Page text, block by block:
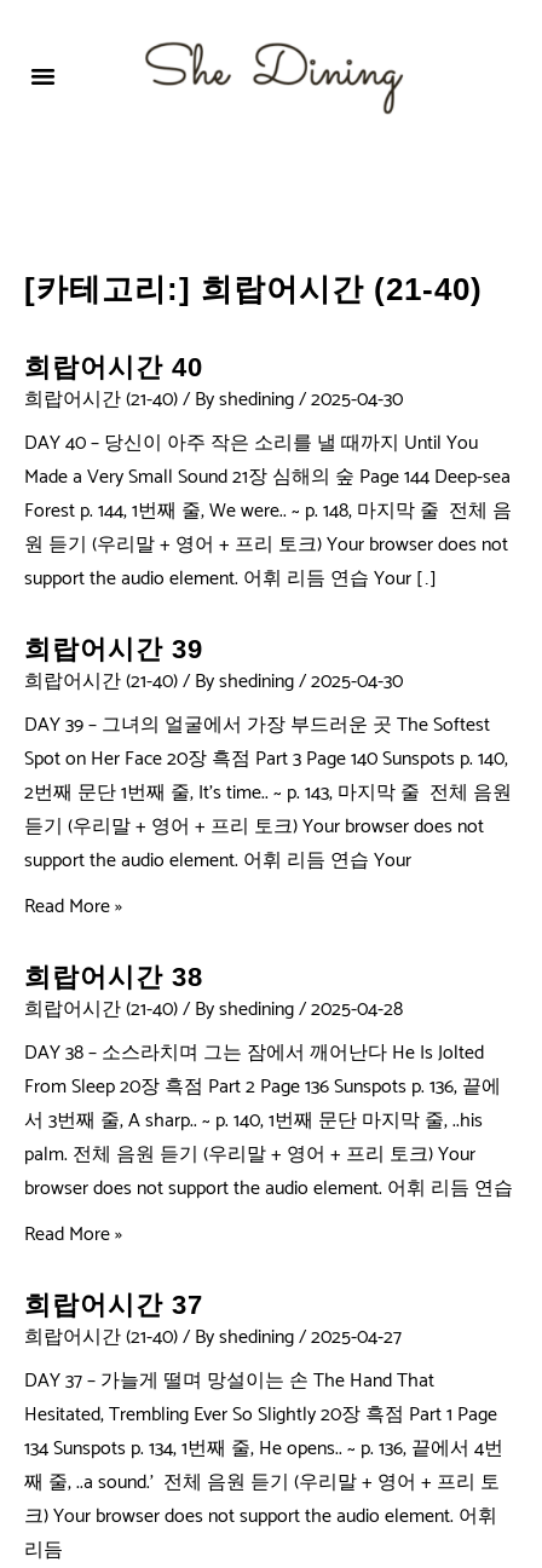
[카테고리:] 희랍어시간 (21-40)
희랍어시간 40
희랍어시간 (21-40)/ Byshedining/2025-04-30
DAY 40 – 당신이 아주 작은 소리를 낼 때까지 Until You
Made a Very Small Sound 21장 심해의 숲 Page 144 Deep-sea
Forest p. 144, 1번째 줄, We were.. ~ p. 148, 마지막 줄 전체 음
원 듣기 (우리말 + 영어 + 프리 토크) Your browser does not
support the audio element. 어휘 리듬 연습 Your […]
희랍어시간 39
희랍어시간 (21-40)/ Byshedining/2025-04-30
DAY 39 – 그녀의 얼굴에서 가장 부드러운 곳 The Softest
Spot on Her Face 20장 흑점 Part 3 Page 140 Sunspots p. 140,
2번째 문단 1번째 줄, It’s time.. ~ p. 143, 마지막 줄 전체 음원
듣기 (우리말 + 영어 + 프리 토크) Your browser does not
support the audio element. 어휘 리듬 연습 Your
Read More »
희랍어시간 38
희랍어시간 (21-40)/ Byshedining/2025-04-28
DAY 38 – 소스라치며 그는 잠에서 깨어난다 He Is Jolted
From Sleep 20장 흑점 Part 2 Page 136 Sunspots p. 136, 끝에
서 3번째 줄, A sharp.. ~ p. 140, 1번째 문단 마지막 줄, ..his
palm. 전체 음원 듣기 (우리말 + 영어 + 프리 토크) Your
browser does not support the audio element. 어휘 리듬 연습
Read More »
희랍어시간 37
희랍어시간 (21-40)/ Byshedining/2025-04-27
DAY 37 – 가늘게 떨며 망설이는 손 The Hand That
Hesitated, Trembling Ever So Slightly 20장 흑점 Part 1 Page
134 Sunspots p. 134, 1번째 줄, He opens.. ~ p. 136, 끝에서 4번
째 줄, ..a sound.’ 전체 음원 듣기 (우리말 + 영어 + 프리 토
크) Your browser does not support the audio element. 어휘
리듬